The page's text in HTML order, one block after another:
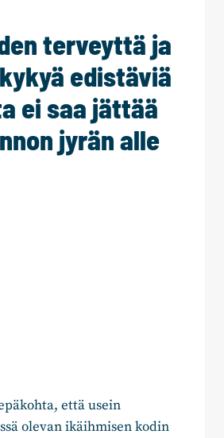
terveyttä ja
edistäviä
ei saa jättää
jyrän alle
että usein
olevan ikäihmisen kodin